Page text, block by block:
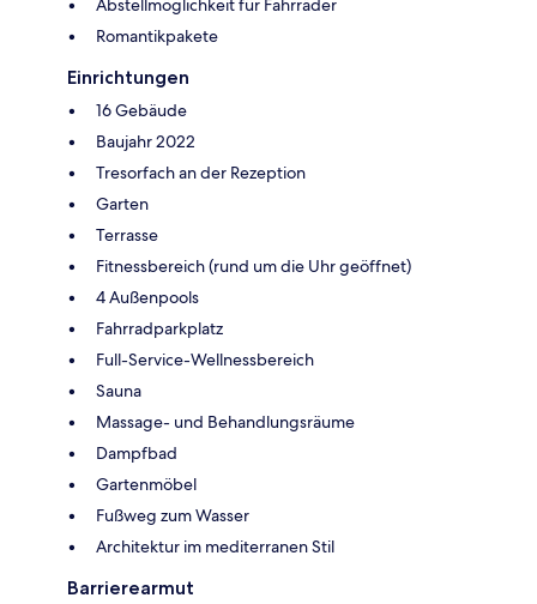
Abstellmöglichkeit für Fahrräder
Romantikpakete
Einrichtungen
16 Gebäude
Baujahr 2022
Tresorfach an der Rezeption
Garten
Terrasse
Fitnessbereich (rund um die Uhr geöffnet)
4 Außenpools
Fahrradparkplatz
Full-Service-Wellnessbereich
Sauna
Massage- und Behandlungsräume
Dampfbad
Gartenmöbel
Fußweg zum Wasser
Architektur im mediterranen Stil
Barrierearmut